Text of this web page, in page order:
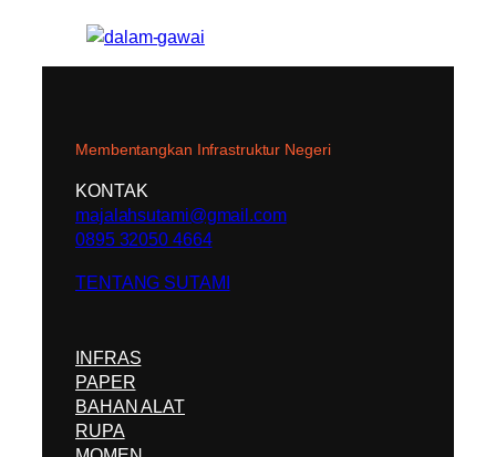
Membentangkan Infrastruktur Negeri
KONTAK
majalahsutami@gmail.com
0895 32050 4664
TENTANG SUTAMI
INFRAS
PAPER
BAHAN ALAT
RUPA